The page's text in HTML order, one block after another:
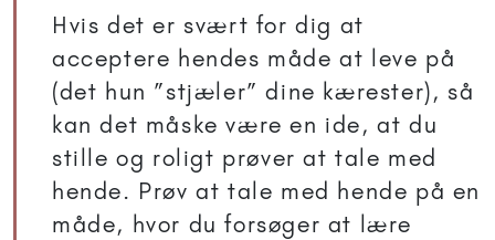
Hvis det er svært for dig at
acceptere hendes måde at leve på
(det hun ”stjæler” dine kærester), så
kan det måske være en ide, at du
stille og roligt prøver at tale med
hende. Prøv at tale med hende på en
måde, hvor du forsøger at lære